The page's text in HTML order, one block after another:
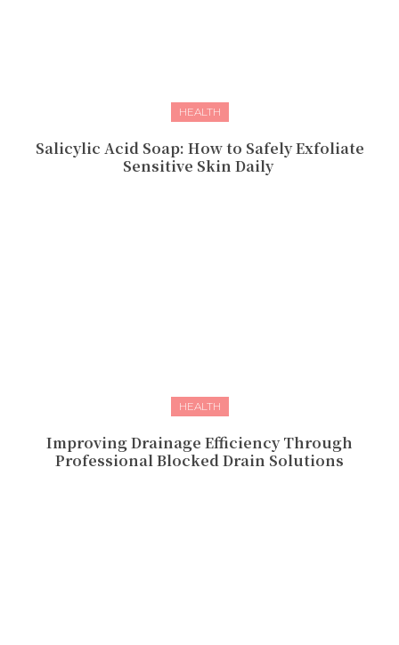
HEALTH
Salicylic Acid Soap: How to Safely Exfoliate
Sensitive Skin Daily
HEALTH
Improving Drainage Efficiency Through
Professional Blocked Drain Solutions